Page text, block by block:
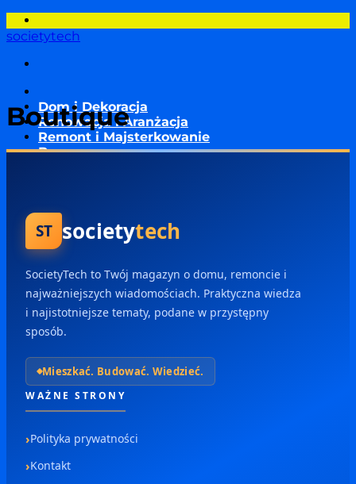
Przewiń
do
societytech
Dom i Dekoracja
Renowacja i Aranżacja
Remont i Majsterkowanie
Basen
Ogród
Aktualności
Boutique
ST societytech
SocietyTech to Twój magazyn o domu, remoncie i
najważniejszych wiadomościach. Praktyczna wiedza
i najistotniejsze tematy, podane w przystępny
sposób.
Mieszkać. Budować. Wiedzieć.
WAŻNE STRONY
Polityka prywatności
Kontakt